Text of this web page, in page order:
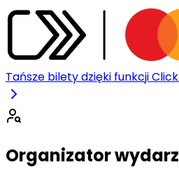
Tańsze bilety dzięki funkcji
Organizator